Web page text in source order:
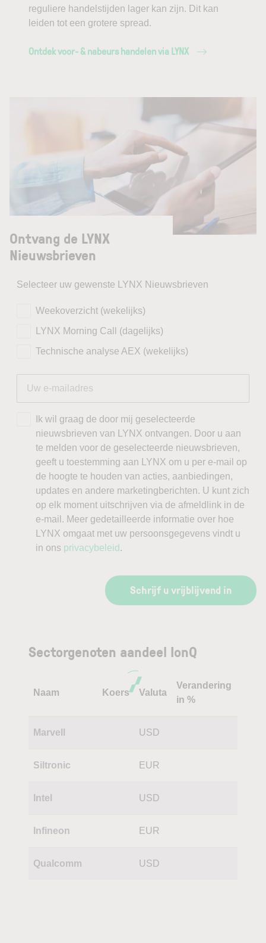
reguliere handelstijden lager kan zijn. Dit kan
leiden tot een grotere spread.
Ontdek voor- & nabeurs handelen via LYNX
Ontvang de LYNX
Nieuwsbrieven
Selecteer uw gewenste LYNX Nieuwsbrieven
Weekoverzicht (wekelijks)
LYNX Morning Call (dagelijks)
Technische analyse AEX (wekelijks)
Ik wil graag de door mij geselecteerde
nieuwsbrieven van LYNX ontvangen. Door u aan
te melden voor de geselecteerde nieuwsbrieven,
geeft u toestemming aan LYNX om u per e-mail op
de hoogte te houden van acties, aanbiedingen,
updates en andere marketingberichten. U kunt zich
op elk moment uitschrijven via de afmeldlink in de
e-mail. Meer gedetailleerde informatie over hoe
LYNX omgaat met uw persoonsgegevens vindt u
in ons privacybeleid .
Schrijf u vrijblijvend in
Sectorgenoten aandeel IonQ
Naam Koers Valuta
Verandering
in %
Marvell USD
Siltronic EUR
Intel USD
Infineon EUR
Qualcomm USD